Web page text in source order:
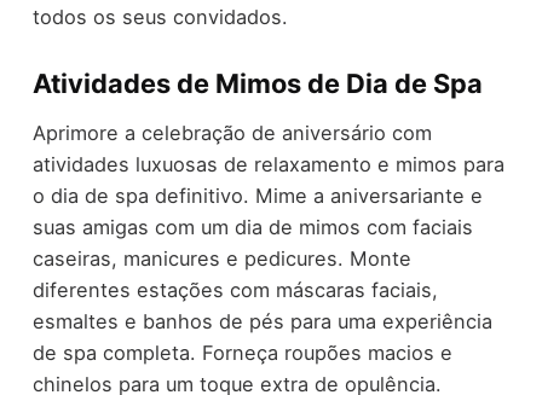
todos os seus convidados.
Atividades de Mimos de Dia de Spa
Aprimore a celebração de aniversário com
atividades luxuosas de relaxamento e mimos para
o dia de spa definitivo. Mime a aniversariante e
suas amigas com um dia de mimos com faciais
caseiras, manicures e pedicures. Monte
diferentes estações com máscaras faciais,
esmaltes e banhos de pés para uma experiência
de spa completa. Forneça roupões macios e
chinelos para um toque extra de opulência.